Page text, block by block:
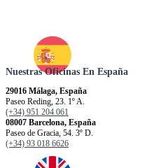
Nuestras Oficinas En España
29016 Málaga, España
Paseo Reding, 23. 1º A.
(+34) 951 204 061
08007 Barcelona, España
Paseo de Gracia, 54. 3º D.
(+34) 93 018 6626